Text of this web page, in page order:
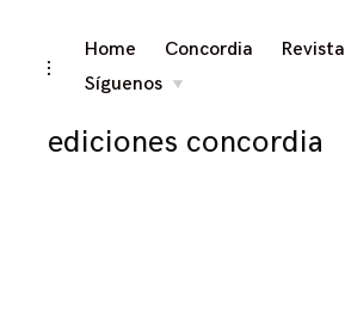
to
toggle
open/close
Home Concordia Revista
Síguenos
toggle
ediciones concordia